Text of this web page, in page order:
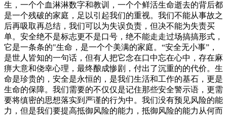
生，一个个血淋淋数字和教训，一个个鲜活生命逝去的背后都
是一个残破的家庭，足以引起我们的重视。我们不能从事故之
后再吸取再总结，我们可以为失误负责，但决不能为失责买
单。安全绝不是标志更不是口号，绝不能走走过场搞搞形式，
它是一条条的"生命，是一个个美满的家庭。“安全无小事”，
是世人皆知的一句话，但有人把它念在口中忘在心中，存在麻
痹大意和侥幸心理，最终酿成惨剧，付出了沉重的的代价。生
命是珍贵的，安全是永恒的，是我们生活和工作的基石，更是
生命的保障。我们需要的不仅仅是记住那些安全警示语，更需
要将缜密的思想落实到严谨的行为中。我们没有预见风险的能
力，但是我们要提高抵御风险的能力，抵御风险的能力从何而